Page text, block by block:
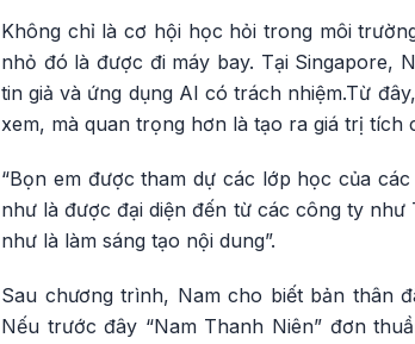
Không chỉ là cơ hội học hỏi trong môi
nhỏ đó là được đi máy bay. Tại Singapore,
tin giả và ứng dụng AI có trách nhiệm.Từ
xem, mà quan trọng hơn là tạo ra giá trị
“Bọn em được tham dự các lớp học của
như là được đại diện đến từ các công ty
như là làm sáng tạo nội dung”.
Sau chương trình, Nam cho biết bản thân
Nếu trước đây “Nam Thanh Niên” đơn